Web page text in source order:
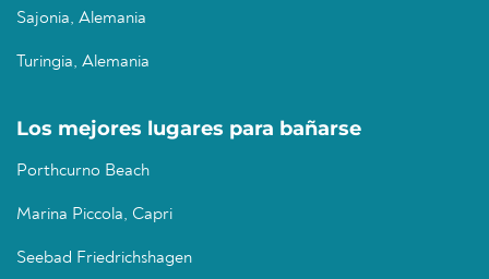
Sajonia, Alemania
Turingia, Alemania
Los mejores lugares para bañarse
Porthcurno Beach
Marina Piccola, Capri
Seebad Friedrichshagen